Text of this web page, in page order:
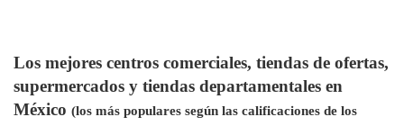
Los mejores centros comerciales, tiendas de ofertas,
supermercados y tiendas departamentales en
México (los más populares según las calificaciones de los